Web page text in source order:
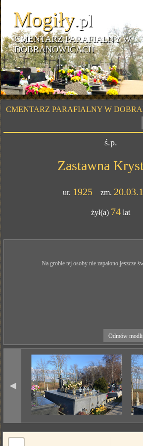
Mogiły.pl
CMENTARZ PARAFIALNY W
DOBRANOWICACH
CMENTARZ PARAFIALNY W
ś.p.
Zastawna
ur. 1925 zm.
żył(a) 74 lat
Na grobie tej osoby nie zapalono jeszcze
Odmów
◄